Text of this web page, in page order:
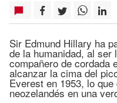
Sir Edmund Hillary ha
de la humanidad, al
compañero de cordada
alcanzar la cima del
Everest en 1953, lo
neozelandés en una